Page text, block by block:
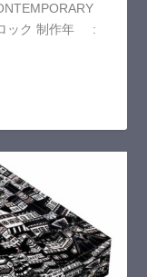
ック 制作年 :